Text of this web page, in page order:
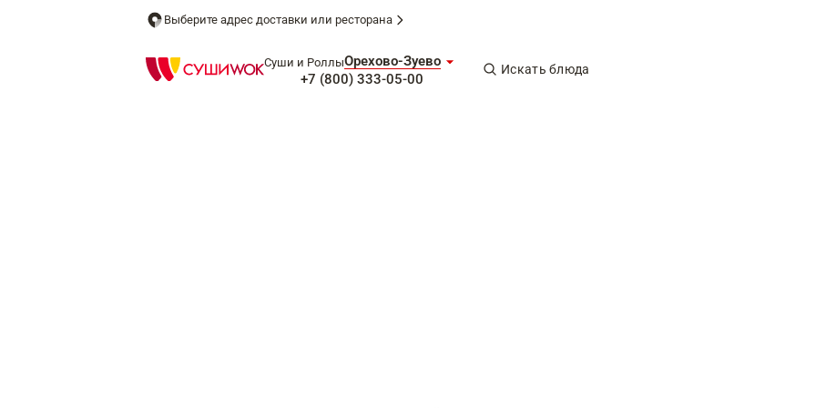
Выберите адрес доставки или ресторана
Суши и РоллыОрехово-Зуево
+7 (800) 333-05-00
Искать блюда